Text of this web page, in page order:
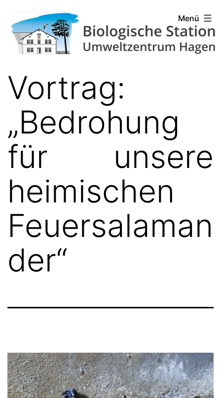
Inhalt
springen
Biologische
Station
Hagen
Menü
Vortrag:
„Bedrohung
für unsere
heimischen
Feuersalaman
der“